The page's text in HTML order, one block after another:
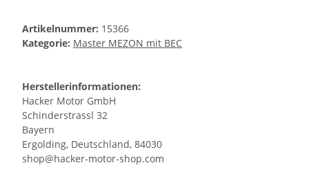
Artikelnummer: 15366
Kategorie: Master MEZON mit BEC
Herstellerinformationen:
Hacker Motor GmbH
Schinderstrassl 32
Bayern
Ergolding, Deutschland, 84030
shop@hacker-motor-shop.com